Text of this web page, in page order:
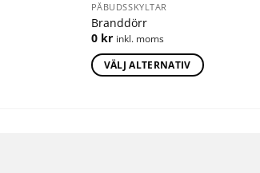
PÅBUDSSKYLTAR
Branddörr
0 kr inkl. moms
VÄLJ ALTERNATIV